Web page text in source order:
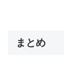
まとめ